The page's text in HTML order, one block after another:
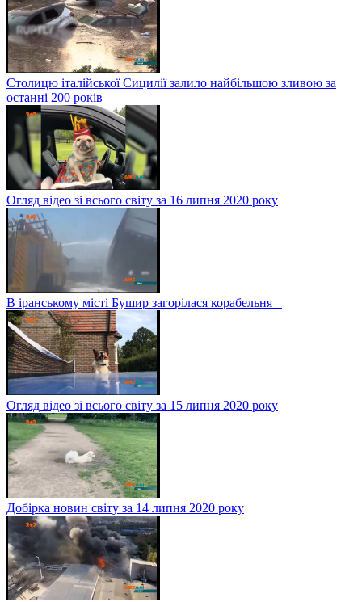
Столицю італійської Сицилії залило найбільшою зливою за
останні 200 років
Огляд відео зі всього світу за 16 липня 2020 року
В іранському місті Бушир загорілася корабельня
Огляд відео зі всього світу за 15 липня 2020 року
Добірка новин світу за 14 липня 2020 року